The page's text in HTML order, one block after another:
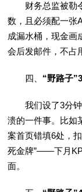
财务总监被勒令
数，且必须配一张
成漏水桶，现金画
会后发邮件，不占
四、 “野路子”3
我们设了3分钟“
溃的一件事。比如
案首页错填6处，
死金牌”——下月
面。